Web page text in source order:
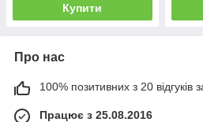
Купити
Про нас
100% позитивних з 20 відгуків
Працює з 25.08.2016